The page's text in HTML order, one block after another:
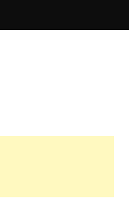
nuomonės